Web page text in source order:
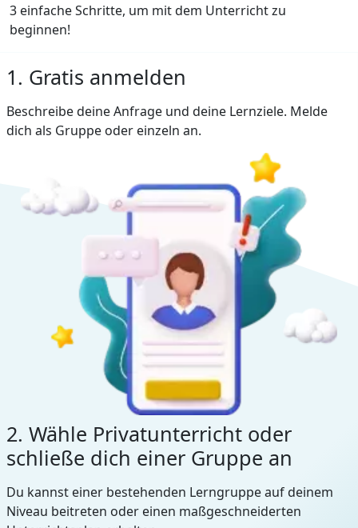
3 einfache Schritte, um mit dem Unterricht zu
beginnen!
1. Gratis anmelden
Beschreibe deine Anfrage und deine Lernziele. Melde
dich als Gruppe oder einzeln an.
2. Wähle Privatunterricht oder
schließe dich einer Gruppe an
Du kannst einer bestehenden Lerngruppe auf deinem
Niveau beitreten oder einen maßgeschneiderten